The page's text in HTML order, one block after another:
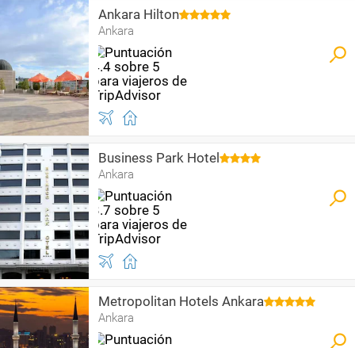
Ankara Hilton
Ankara
Business Park Hotel
Ankara
Metropolitan Hotels Ankara
Ankara